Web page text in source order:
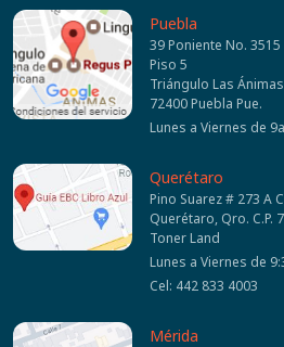
Puebla
39 Poniente No. 3515
Piso 5
Triángulo Las Ánimas
72400 Puebla Pue.
Lunes a Viernes de
Querétaro
Pino Suarez # 273 A
Querétaro, Qro. C.P.
Toner Land
Lunes a Viernes de
Cel: 442 833 4003
Mérida